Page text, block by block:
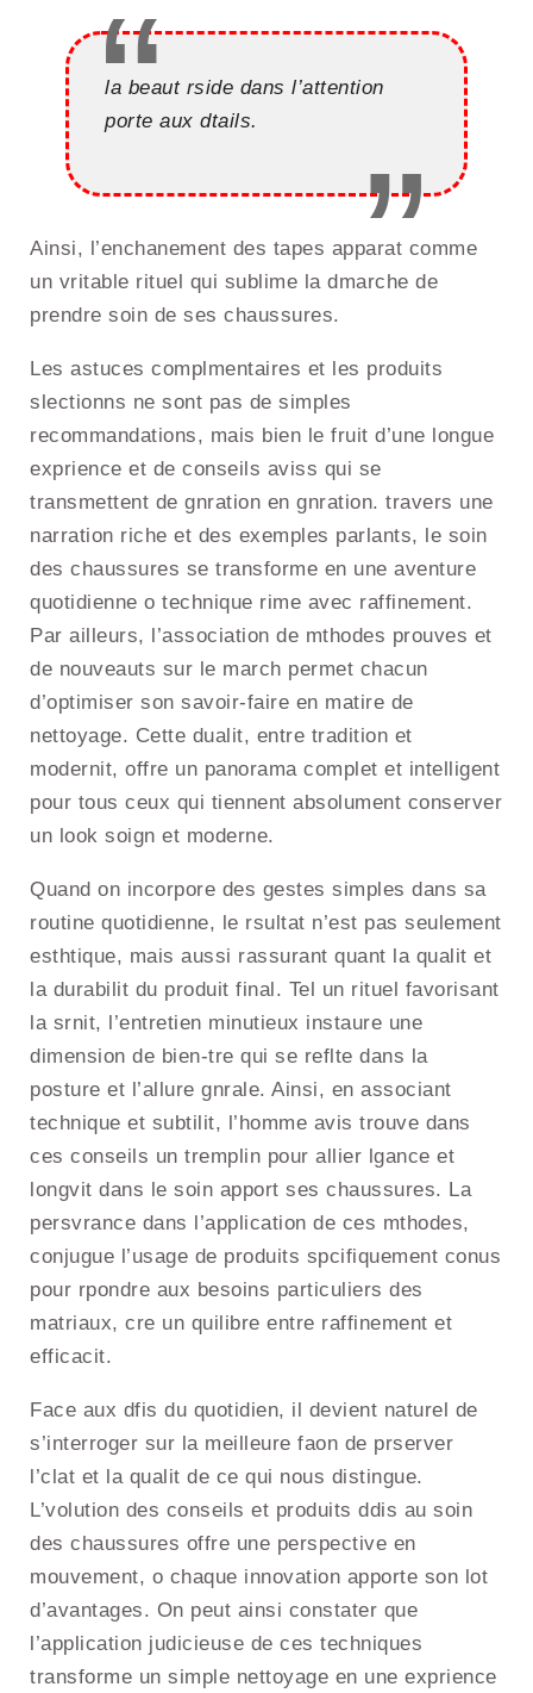
la beaut rside dans l’attention
porte aux dtails.
Ainsi, l’enchanement des tapes apparat comme
un vritable rituel qui sublime la dmarche de
prendre soin de ses chaussures.
Les astuces complmentaires et les produits
slectionns ne sont pas de simples
recommandations, mais bien le fruit d’une longue
exprience et de conseils aviss qui se
transmettent de gnration en gnration. travers une
narration riche et des exemples parlants, le soin
des chaussures se transforme en une aventure
quotidienne o technique rime avec raffinement.
Par ailleurs, l’association de mthodes prouves et
de nouveauts sur le march permet chacun
d’optimiser son savoir-faire en matire de
nettoyage. Cette dualit, entre tradition et
modernit, offre un panorama complet et intelligent
pour tous ceux qui tiennent absolument conserver
un look soign et moderne.
Quand on incorpore des gestes simples dans sa
routine quotidienne, le rsultat n’est pas seulement
esthtique, mais aussi rassurant quant la qualit et
la durabilit du produit final. Tel un rituel favorisant
la srnit, l’entretien minutieux instaure une
dimension de bien-tre qui se reflte dans la
posture et l’allure gnrale. Ainsi, en associant
technique et subtilit, l’homme avis trouve dans
ces conseils un tremplin pour allier lgance et
longvit dans le soin apport ses chaussures. La
persvrance dans l’application de ces mthodes,
conjugue l’usage de produits spcifiquement conus
pour rpondre aux besoins particuliers des
matriaux, cre un quilibre entre raffinement et
efficacit.
Face aux dfis du quotidien, il devient naturel de
s’interroger sur la meilleure faon de prserver
l’clat et la qualit de ce qui nous distingue.
L’volution des conseils et produits ddis au soin
des chaussures offre une perspective en
mouvement, o chaque innovation apporte son lot
d’avantages. On peut ainsi constater que
l’application judicieuse de ces techniques
transforme un simple nettoyage en une exprience